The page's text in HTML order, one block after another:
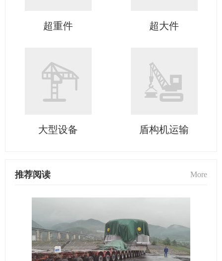
超重件 超大件
大型设备 盾构机运输
推荐阅读 More